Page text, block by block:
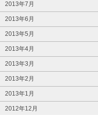
2013年7月
2013年6月
2013年5月
2013年4月
2013年3月
2013年2月
2013年1月
2012年12月